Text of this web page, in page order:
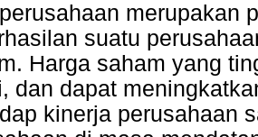
merupakan
suatu
Harga saham yang
dan dapat
kinerja perusahaan